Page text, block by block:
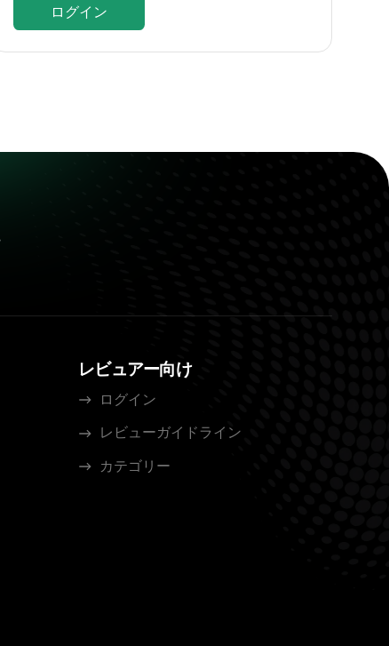
ログイン
レビュアー向け
ログイン
レビューガイドライン
カテゴリー